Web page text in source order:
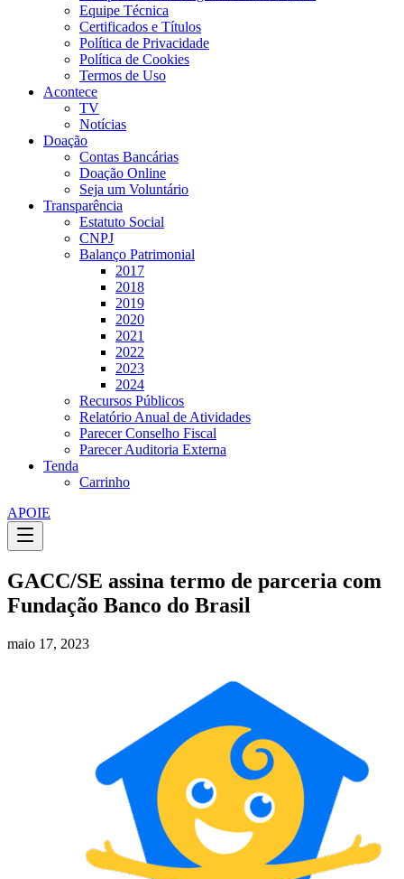
Equipe Técnica
Certificados e Títulos
Política de Privacidade
Política de Cookies
Termos de Uso
Acontece
TV
Notícias
Doação
Contas Bancárias
Doação Online
Seja um Voluntário
Transparência
Estatuto Social
CNPJ
Balanço Patrimonial
2017
2018
2019
2020
2021
2022
2023
2024
Recursos Públicos
Relatório Anual de Atividades
Parecer Conselho Fiscal
Parecer Auditoria Externa
Tenda
Carrinho
APOIE
GACC/SE assina termo de parceria com
Fundação Banco do Brasil
maio 17, 2023